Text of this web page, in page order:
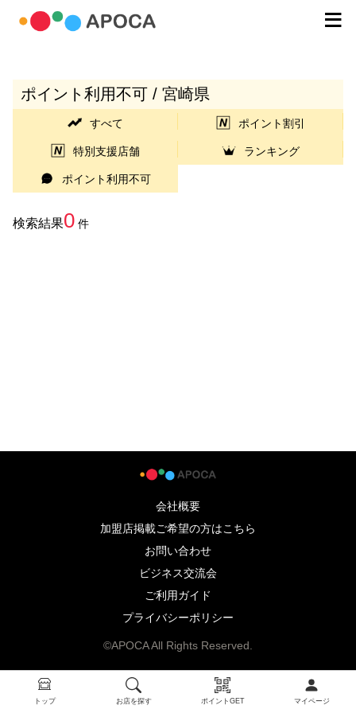
トップ お店を探す ポイントGET マイページ
ポイント利用不可 / 宮崎県
すべて ポイント割引
特別支援店舗 ランキング
ポイント利用不可
検索結果0 件
会社概要
加盟店掲載ご希望の方はこちら
お問い合わせ
ビジネス交流会
ご利用ガイド
プライバシーポリシー
©APOCA All Rights Reserved.